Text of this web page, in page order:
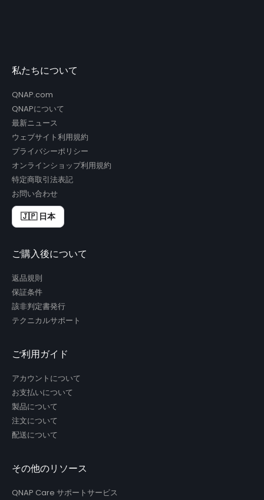
私たちについて
QNAP.com
QNAPについて
最新ニュース
ウェブサイト利用規約
プライバシーポリシー
オンラインショップ利用規約
特定商取引法表記
お問い合わせ
🇯🇵 日本
ご購入後について
返品規則
保証条件
該非判定書発行
テクニカルサポート
ご利用ガイド
アカウントについて
お支払いについて
製品について
注文について
配送について
その他のリソース
QNAP Care サポートサービス